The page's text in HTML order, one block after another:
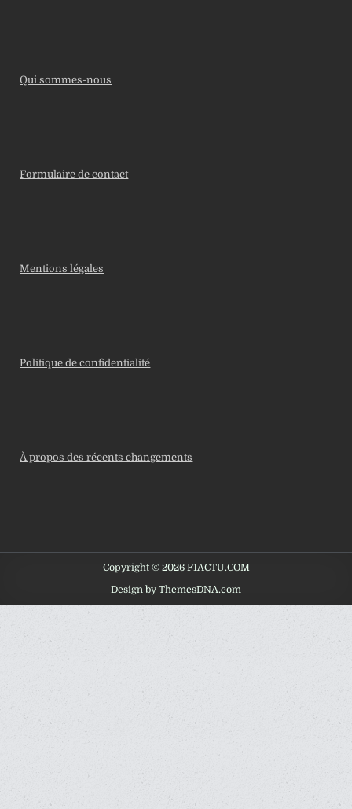
Qui sommes-nous
Formulaire de contact
Mentions légales
Politique de confidentialité
À propos des récents changements
Copyright © 2026 F1ACTU.COM
Design by ThemesDNA.com